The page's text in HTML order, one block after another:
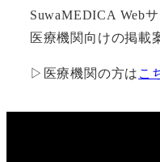
SuwaMEDICA Webサ
医療機関向けの掲載
▷医療機関の方は こ